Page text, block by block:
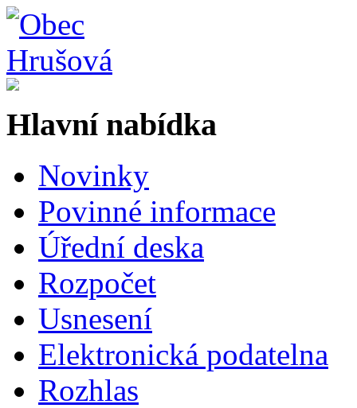
Hlavní nabídka
Novinky
Povinné informace
Úřední deska
Rozpočet
Usnesení
Elektronická podatelna
Rozhlas